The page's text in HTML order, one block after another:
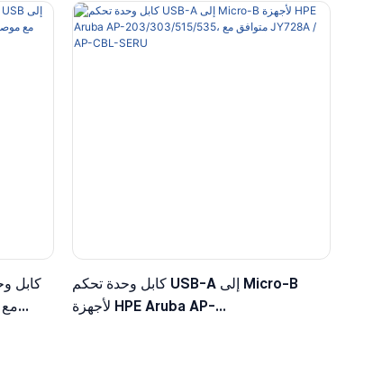
كابل
كابل وحدة تحكم USB-A إلى Micro-B
لأجهزة HPE Aruba AP-